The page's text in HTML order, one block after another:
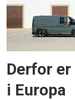
Derfor
i Europa